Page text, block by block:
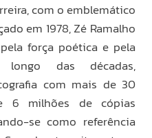
com o emblemático
em 1978, Zé Ramalho
força poética e pela
longo das décadas,
com mais de 30
6 milhões de cópias
se como referência